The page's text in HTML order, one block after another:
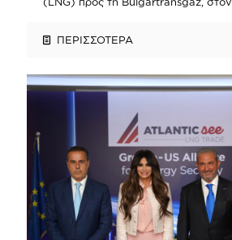
ΠΕΡΙΣΣΟΤΕΡΑ